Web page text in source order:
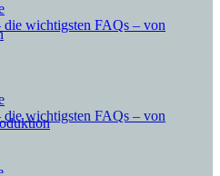
wichtigsten FAQs – von
wichtigsten FAQs – von